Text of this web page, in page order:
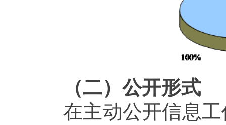
（二）公开形式
在主动公开信息工